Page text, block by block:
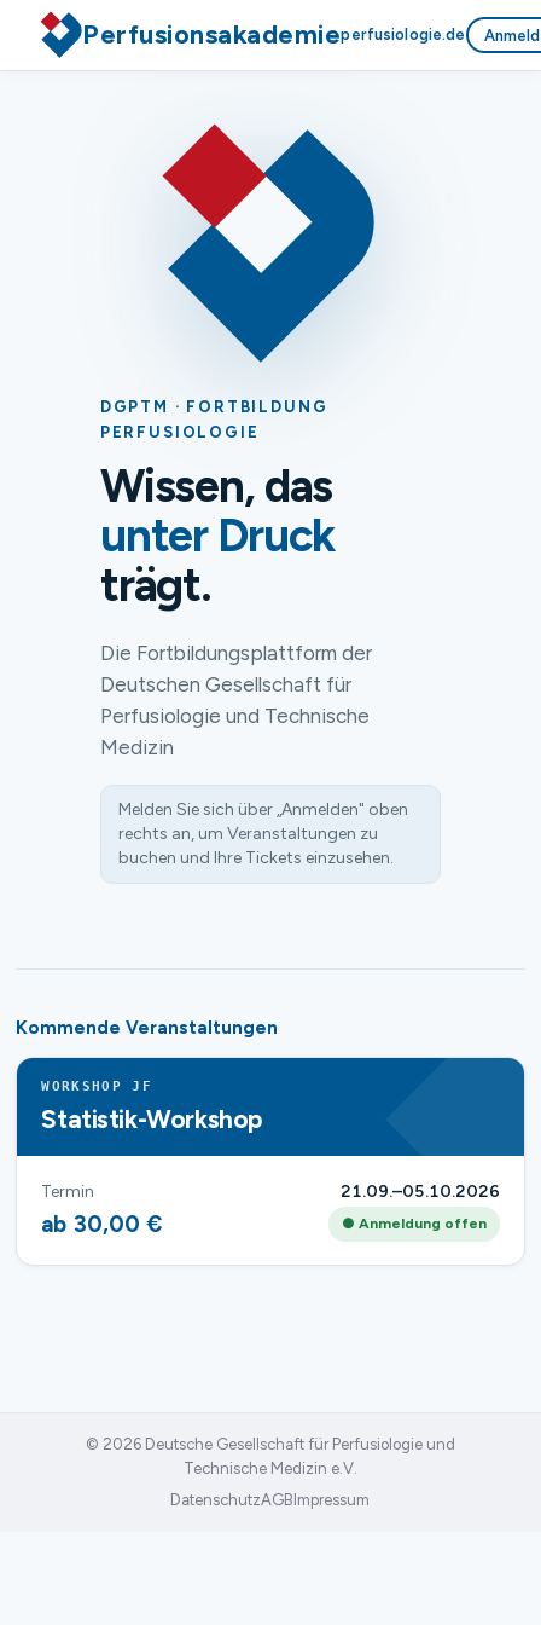
Perfusionsakademieperfusiologie.de
DGPTM · FORTBILDUNG
PERFUSIOLOGIE
Wissen, das
unter Druck
trägt.
Die Fortbildungsplattform der
Deutschen Gesellschaft für
Perfusiologie und Technische
Medizin
Melden Sie sich über „Anmelden" oben
rechts an, um Veranstaltungen zu
buchen und Ihre Tickets einzusehen.
Kommende Veranstaltungen
WORKSHOP JF
Statistik-Workshop
Termin 21.09.–05.10.2026
ab 30,00 € ● Anmeldung offen
© 2026 Deutsche Gesellschaft für Perfusiologie und
Technische Medizin e.V.
DatenschutzAGB Impressum